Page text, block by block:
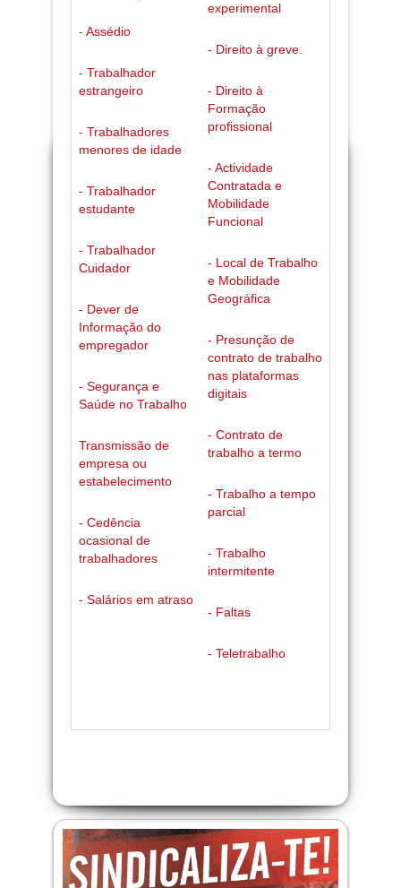
- Assédio
- Trabalhador
estrangeiro
- Trabalhadores
menores de idade
- Trabalhador
estudante
- Trabalhador
Cuidador
- Dever de
Informação do
empregador
- Segurança e
Saúde no Trabalho
Transmissão de
empresa ou
estabelecimento
- Cedência
ocasional de
trabalhadores
- Salários em atraso
experimental
- Direito à greve.
- Direito à
Formação
profissional
- Actividade
Contratada e
Mobilidade
Funcional
- Local de Trabalho
e Mobilidade
Geográfica
- Presunção de
contrato de trabalho
nas plataformas
digitais
- Contrato de
trabalho a termo
- Trabalho a tempo
parcial
- Trabalho
intermitente
- Faltas
- Teletrabalho